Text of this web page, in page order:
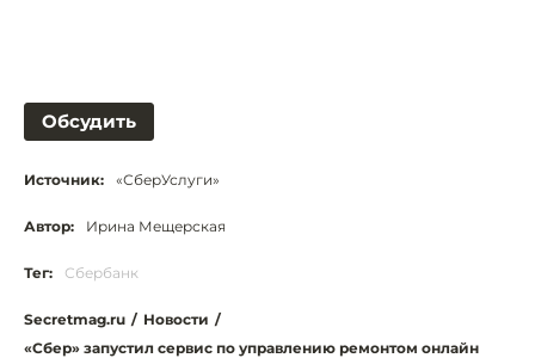
Обсудить
Источник: «СберУслуги»
Автор: Ирина Мещерская
Тег: Сбербанк
Secretmag.ru / Новости /
«Сбер» запустил сервис по управлению ремонтом онлайн